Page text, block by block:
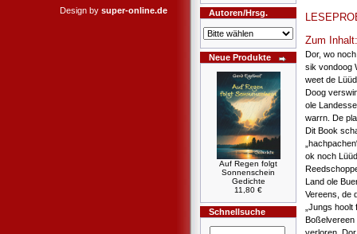
Design by super-online.de Autoren/Hrsg.
Neue Produkte
Auf Regen folgt
Sonnenschein
Gedichte
11,80 €
Schnellsuche
Zum Inhalt:
Dor, wo
sik vondoog
weet de
Doog
ole
warrn. De
Dit Book
ok noch
Land ole
Vereens, de
„Jungs